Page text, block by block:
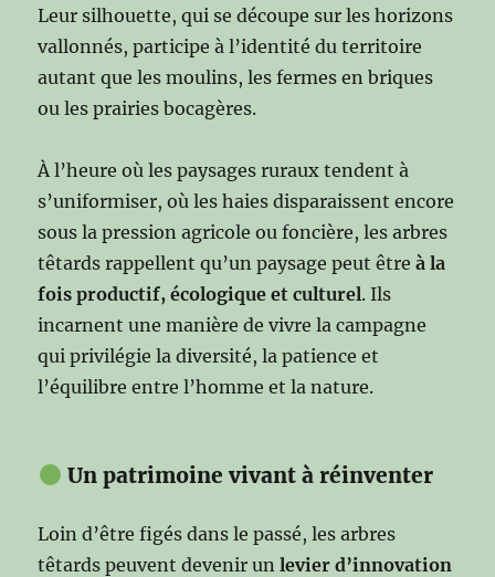
Leur silhouette, qui se découpe sur les horizons
vallonnés, participe à l’identité du territoire
autant que les moulins, les fermes en briques
ou les prairies bocagères.
À l’heure où les paysages ruraux tendent à
s’uniformiser, où les haies disparaissent encore
sous la pression agricole ou foncière, les arbres
têtards rappellent qu’un paysage peut êtreà la
fois productif, écologique et culturel. Ils
incarnent une manière de vivre la campagne
qui privilégie la diversité, la patience et
l’équilibre entre l’homme et la nature.
Un patrimoine vivant à réinventer
Loin d’être figés dans le passé, les arbres
têtards peuvent devenir unlevier d’innovation